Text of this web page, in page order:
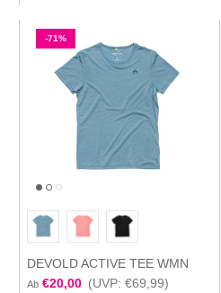
-71%
DEVOLD ACTIVE TEE WMN
Ab €20,00 (UVP: €69,99)